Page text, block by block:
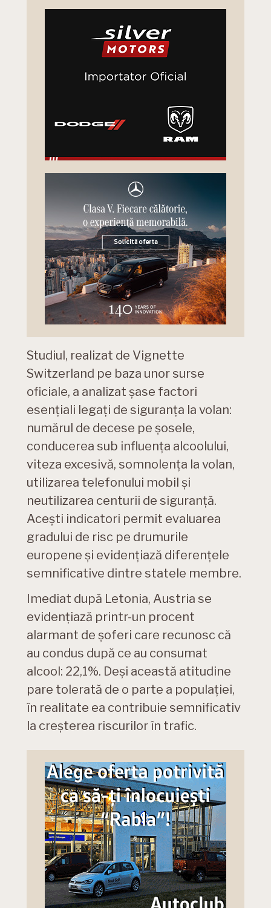
Studiul, realizat de Vignette
Switzerland pe baza unor surse
oficiale, a analizat șase factori
esențiali legați de siguranța la volan:
numărul de decese pe șosele,
conducerea sub influența alcoolului,
viteza excesivă, somnolența la volan,
utilizarea telefonului mobil și
neutilizarea centurii de siguranță.
Acești indicatori permit evaluarea
gradului de risc pe drumurile
europene și evidențiază diferențele
semnificative dintre statele membre.
Imediat după Letonia, Austria se
evidențiază printr-un procent
alarmant de șoferi care recunosc că
au condus după ce au consumat
alcool: 22,1%. Deși această atitudine
pare tolerată de o parte a populației,
în realitate ea contribuie semnificativ
la creșterea riscurilor în trafic.